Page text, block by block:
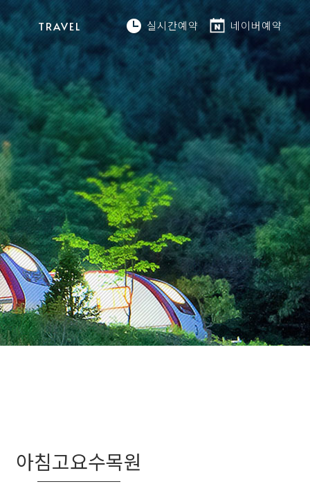
TRAVEL 실시간예약 네이버예약
아침고요수목원